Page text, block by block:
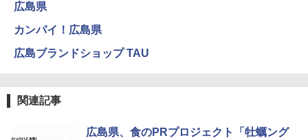
広島県
カンパイ！広島県
広島ブランドショップ TAU
関連記事
広島県、食のPRプロジェクト「牡蠣ング